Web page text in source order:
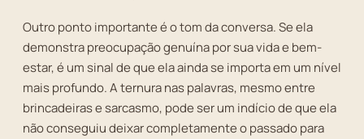
Outro ponto importante é o tom da conversa. Se ela
demonstra preocupação genuína por sua vida e bem-
estar, é um sinal de que ela ainda se importa em um nível
mais profundo. A ternura nas palavras, mesmo entre
brincadeiras e sarcasmo, pode ser um indício de que ela
não conseguiu deixar completamente o passado para